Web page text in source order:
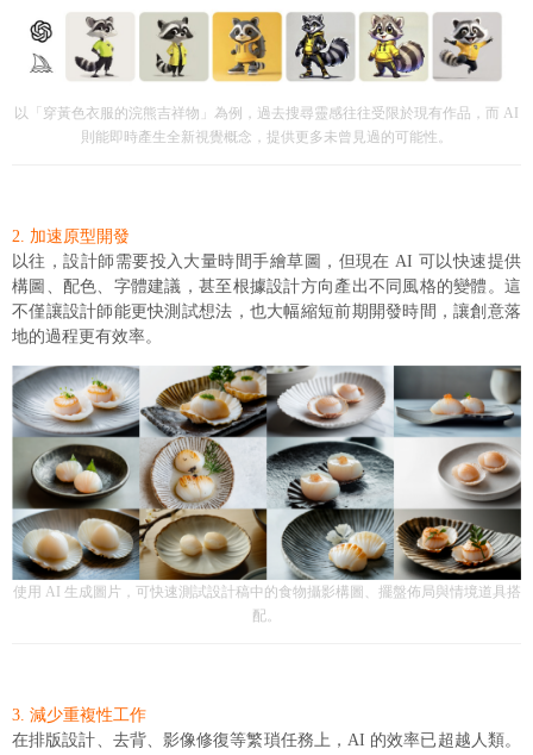
以「穿黃色衣服的浣熊吉祥物」為例，過去搜尋靈感往往受限於現有作品，而 AI
則能即時產生全新視覺概念，提供更多未曾見過的可能性。
2. 加速原型開發
以往，設計師需要投入大量時間手繪草圖，但現在 AI 可以快速提供
構圖、配色、字體建議，甚至根據設計方向產出不同風格的變體。這
不僅讓設計師能更快測試想法，也大幅縮短前期開發時間，讓創意落
地的過程更有效率。
使用 AI 生成圖片，可快速測試設計稿中的食物攝影構圖、擺盤佈局與情境道具搭
配。
3. 減少重複性工作
在排版設計、去背、影像修復等繁瑣任務上，AI 的效率已超越人類。